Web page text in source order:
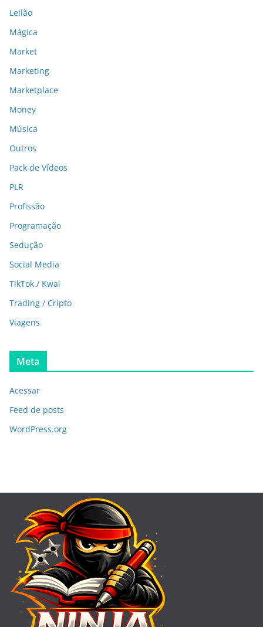
Leilão
Mágica
Market
Marketing
Marketplace
Money
Música
Outros
Pack de Vídeos
PLR
Profissão
Programação
Sedução
Social Media
TikTok / Kwai
Trading / Cripto
Viagens
Meta
Acessar
Feed de posts
WordPress.org